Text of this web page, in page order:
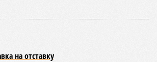
на отставку